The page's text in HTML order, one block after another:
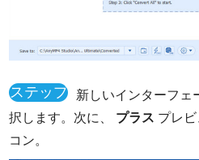
ステップ
2
新しいインターフェ
択します。次に、 プラス プレ
コン。